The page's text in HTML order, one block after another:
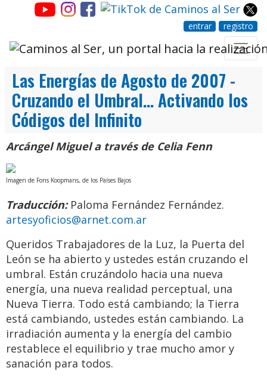
entrar registro
Las Energías de Agosto de 2007 -
Cruzando el Umbral... Activando los
Códigos del Infinito
Arcángel Miguel a través de Celia Fenn
Imagen de Fons Koopmans, de los Países Bajos
Traducción:Paloma Fernández Fernández.
artesyoficios@arnet.com.ar
Queridos Trabajadores de la Luz, la Puerta del
León se ha abierto y ustedes están cruzando el
umbral. Están cruzándolo hacia una nueva
energía, una nueva realidad perceptual, una
Nueva Tierra. Todo está cambiando; la Tierra
está cambiando, ustedes están cambiando. La
irradiación aumenta y la energía del cambio
restablece el equilibrio y trae mucho amor y
sanación para todos.